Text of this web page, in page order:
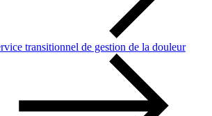
transitionnel de gestion de la douleur